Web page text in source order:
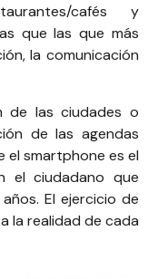
cafés y
que las que más
la comunicación
de las ciudades o
de las agendas
el smartphone es el
el ciudadano que
El ejercicio de
la realidad de cada